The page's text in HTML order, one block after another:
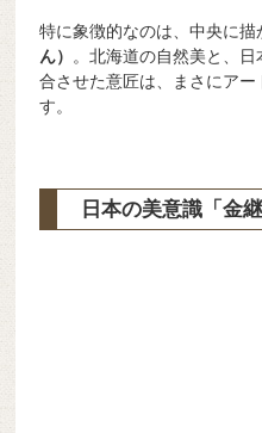
特に象徴的なのは、中央に描
ん） 。北海道の自然美と、
合させた意匠は、まさにア
す。
日本の美意識「金